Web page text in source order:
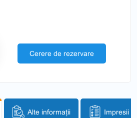
Cerere de rezervare
Alte informații Impresii